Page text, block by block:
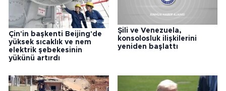
Çin'in başkenti Beijing'de
yüksek sıcaklık ve nem
elektrik şebekesinin
yükünü artırdı
Şili ve Venezuela,
konsolosluk ilişkilerini
yeniden başlattı